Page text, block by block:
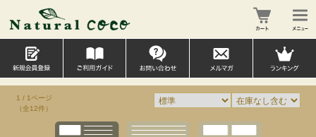
1 / 1ページ
（全12件）